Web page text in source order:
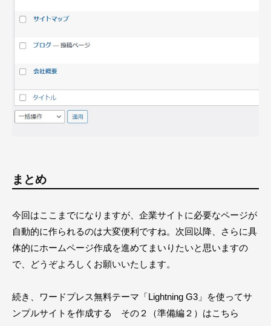
まとめ
今回はここまでになりますが、企業サイトに必要なページが
自動的に作られるのは大変便利ですね。次回以降、さらに具
体的にホームページ作成を進めてまいりたいと思いますの
で、どうぞよろしくお願いいたします。
続き、ワードプレス無料テーマ「Lightning G3」を使ってサ
ンプルサイトを作成する その２（準備編２）はこちら